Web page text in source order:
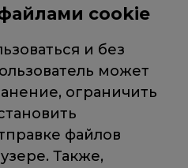
cookie
и без
может
ограничить
файлов
Также,